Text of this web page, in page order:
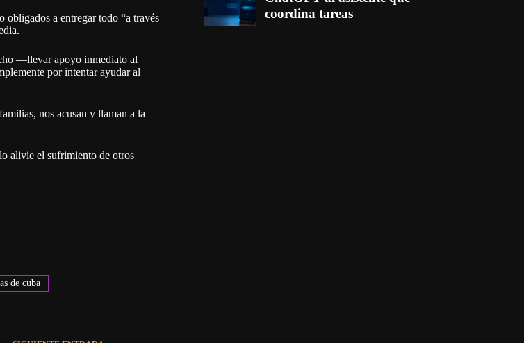
obligados a entregar todo “a través
—llevar apoyo inmediato al
por intentar ayudar al
nos acusan y llaman a la
alivie el sufrimiento de otros
de cuba